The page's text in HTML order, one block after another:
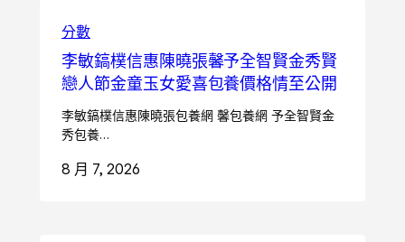
分數
李敏鎬樸信惠陳曉張馨予全智賢金秀賢
戀人節金童玉女愛喜包養價格情至公開
李敏鎬樸信惠陳曉張包養網 馨包養網 予全智賢金
秀包養…
8 月 7, 2026